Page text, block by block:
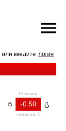
или введите логин
Рейтинг
-0.50
голосов: 0